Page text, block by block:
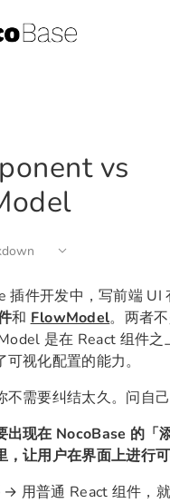
vs
插件开发中，写前端 UI
和 FlowModel。两者
是在 React 组件之
视化配置的能力。
不需要纠结太久。问自己
出现在 NocoBase 的「
，让用户在界面上进行
→ 用普通 React 组件，